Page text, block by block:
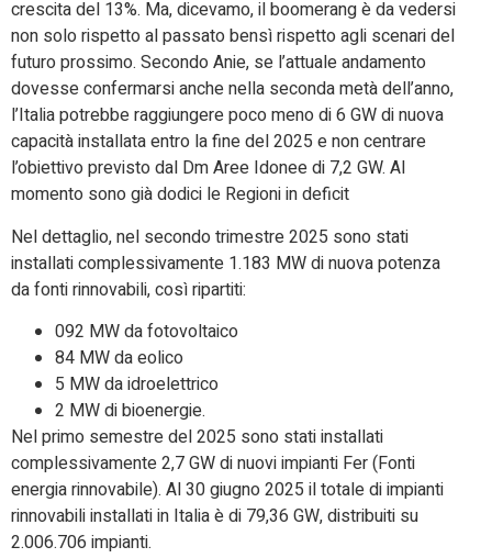
crescita del 13%. Ma, dicevamo, il boomerang è da vedersi
non solo rispetto al passato bensì rispetto agli scenari del
futuro prossimo. Secondo Anie, se l’attuale andamento
dovesse confermarsi anche nella seconda metà dell’anno,
l’Italia potrebbe raggiungere poco meno di 6 GW di nuova
capacità installata entro la fine del 2025 e non centrare
l’obiettivo previsto dal Dm Aree Idonee di 7,2 GW. Al
momento sono già dodici le Regioni in deficit
Nel dettaglio, nel secondo trimestre 2025 sono stati
installati complessivamente 1.183 MW di nuova potenza
da fonti rinnovabili, così ripartiti:
092 MW da fotovoltaico
84 MW da eolico
5 MW da idroelettrico
2 MW di bioenergie.
Nel primo semestre del 2025 sono stati installati
complessivamente 2,7 GW di nuovi impianti Fer (Fonti
energia rinnovabile). Al 30 giugno 2025 il totale di impianti
rinnovabili installati in Italia è di 79,36 GW, distribuiti su
2.006.706 impianti.